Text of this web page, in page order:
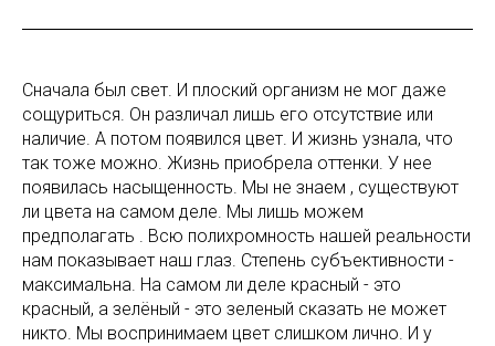
Сначала был свет. И плоский организм не мог даже
сощуриться. Он различал лишь его отсутствие или
наличие. А потом появился цвет. И жизнь узнала, что
так тоже можно. Жизнь приобрела оттенки. У нее
появилась насыщенность. Мы не знаем , существуют
ли цвета на самом деле. Мы лишь можем
предполагать . Всю полихромность нашей реальности
нам показывает наш глаз. Степень субъективности -
максимальна. На самом ли деле красный - это
красный, а зелёный - это зеленый сказать не может
никто. Мы воспринимаем цвет слишком лично. И у